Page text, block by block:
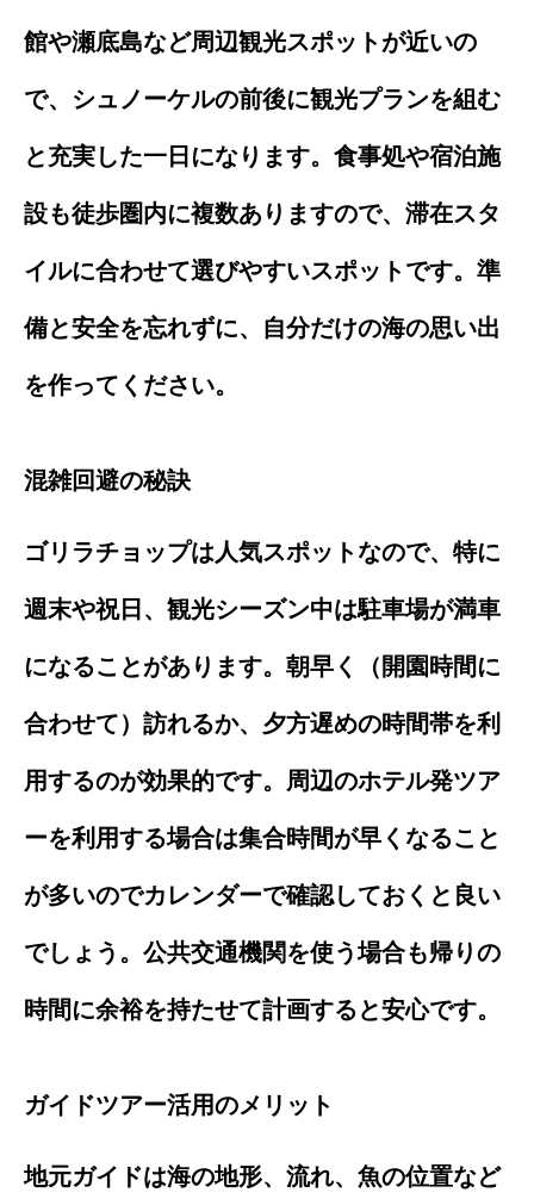
館や瀬底島など周辺観光スポットが近いの
で、シュノーケルの前後に観光プランを組む
と充実した一日になります。食事処や宿泊施
設も徒歩圏内に複数ありますので、滞在スタ
イルに合わせて選びやすいスポットです。準
備と安全を忘れずに、自分だけの海の思い出
を作ってください。
混雑回避の秘訣
ゴリラチョップは人気スポットなので、特に
週末や祝日、観光シーズン中は駐車場が満車
になることがあります。朝早く（開園時間に
合わせて）訪れるか、夕方遅めの時間帯を利
用するのが効果的です。周辺のホテル発ツア
ーを利用する場合は集合時間が早くなること
が多いのでカレンダーで確認しておくと良い
でしょう。公共交通機関を使う場合も帰りの
時間に余裕を持たせて計画すると安心です。
ガイドツアー活用のメリット
地元ガイドは海の地形、流れ、魚の位置など